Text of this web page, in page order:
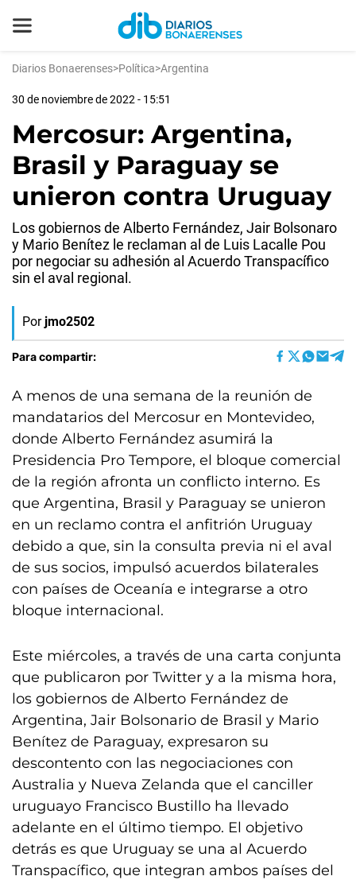
Diarios Bonaerenses>Política>Argentina
30 de noviembre de 2022 - 15:51
Mercosur: Argentina,
Brasil y Paraguay se
unieron contra Uruguay
Los gobiernos de Alberto Fernández, Jair Bolsonaro
y Mario Benítez le reclaman al de Luis Lacalle Pou
por negociar su adhesión al Acuerdo Transpacífico
sin el aval regional.
Por jmo2502
Para compartir:
A menos de una semana de la reunión de
mandatarios del Mercosur en Montevideo,
donde Alberto Fernández asumirá la
Presidencia Pro Tempore, el bloque comercial
de la región afronta un conflicto interno. Es
que Argentina, Brasil y Paraguay se unieron
en un reclamo contra el anfitrión Uruguay
debido a que, sin la consulta previa ni el aval
de sus socios, impulsó acuerdos bilaterales
con países de Oceanía e integrarse a otro
bloque internacional.
Este miércoles, a través de una carta conjunta
que publicaron por Twitter y a la misma hora,
los gobiernos de Alberto Fernández de
Argentina, Jair Bolsonario de Brasil y Mario
Benítez de Paraguay, expresaron su
descontento con las negociaciones con
Australia y Nueva Zelanda que el canciller
uruguayo Francisco Bustillo ha llevado
adelante en el último tiempo. El objetivo
detrás es que Uruguay se una al Acuerdo
Transpacífico, que integran ambos países del